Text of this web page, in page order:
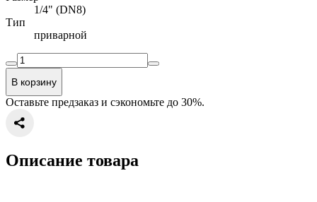
1/4" (DN8)
Тип
приварной
В корзину
Оставьте предзаказ и сэкономьте до 30%.
Описание товара